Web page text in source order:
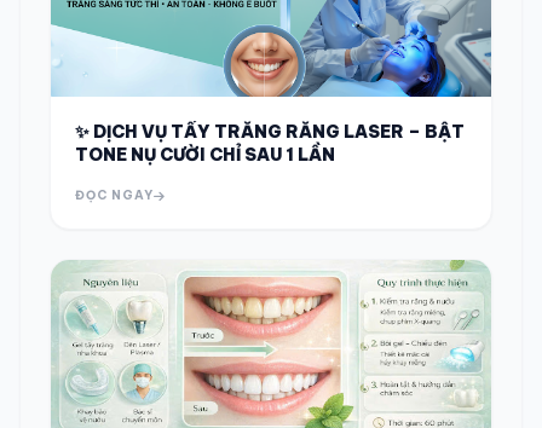
✨ DỊCH VỤ TẨY TRẮNG RĂNG LASER – BẬT
TONE NỤ CƯỜI CHỈ SAU 1 LẦN
ĐỌC NGAY